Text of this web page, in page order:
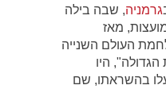
גרמניה, שבה בילה
מאז
העולם השנייה
היו
בהשראתו, שם